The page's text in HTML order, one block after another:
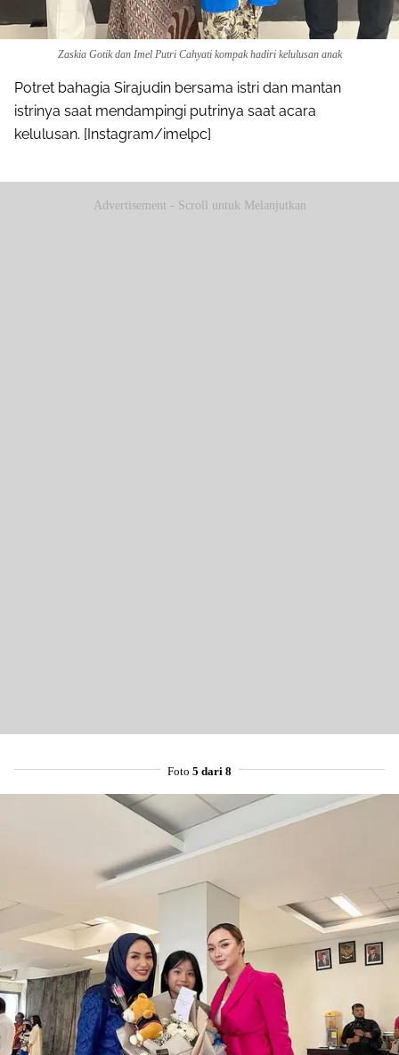
Zaskia Gotik dan Imel Putri Cahyati kompak hadiri kelulusan anak
Potret bahagia Sirajudin bersama istri dan mantan
istrinya saat mendampingi putrinya saat acara
kelulusan. [Instagram/imelpc]
Advertisement - Scroll untuk Melanjutkan
Foto 5 dari 8